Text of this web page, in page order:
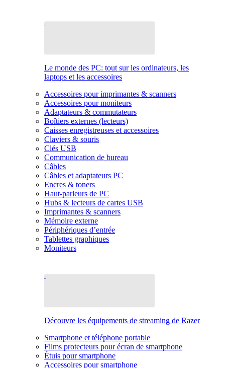
Le monde des PC: tout sur les ordinateurs, les
laptops et les accessoires
Accessoires pour imprimantes & scanners
Accessoires pour moniteurs
Adaptateurs & commutateurs
Boîtiers externes (lecteurs)
Caisses enregistreuses et accessoires
Claviers & souris
Clés USB
Communication de bureau
Câbles
Câbles et adaptateurs PC
Encres & toners
Haut-parleurs de PC
Hubs & lecteurs de cartes USB
Imprimantes & scanners
Mémoire externe
Périphériques d’entrée
Tablettes graphiques
Moniteurs
Découvre les équipements de streaming de Razer
Smartphone et téléphone portable
Films protecteurs pour écran de smartphone
Étuis pour smartphone
Accessoires pour smartphone